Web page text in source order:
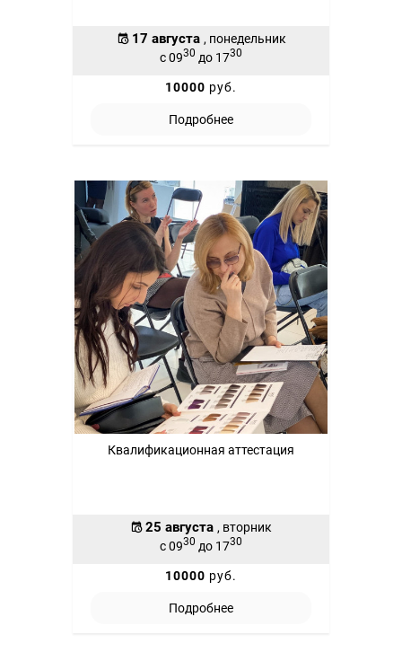
17 августа , понедельник
с 0930 до 1730
10000 руб.
Подробнее
Квалификационная аттестация
25 августа , вторник
с 0930 до 1730
10000 руб.
Подробнее